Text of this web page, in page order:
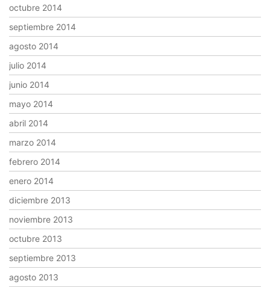
octubre 2014
septiembre 2014
agosto 2014
julio 2014
junio 2014
mayo 2014
abril 2014
marzo 2014
febrero 2014
enero 2014
diciembre 2013
noviembre 2013
octubre 2013
septiembre 2013
agosto 2013